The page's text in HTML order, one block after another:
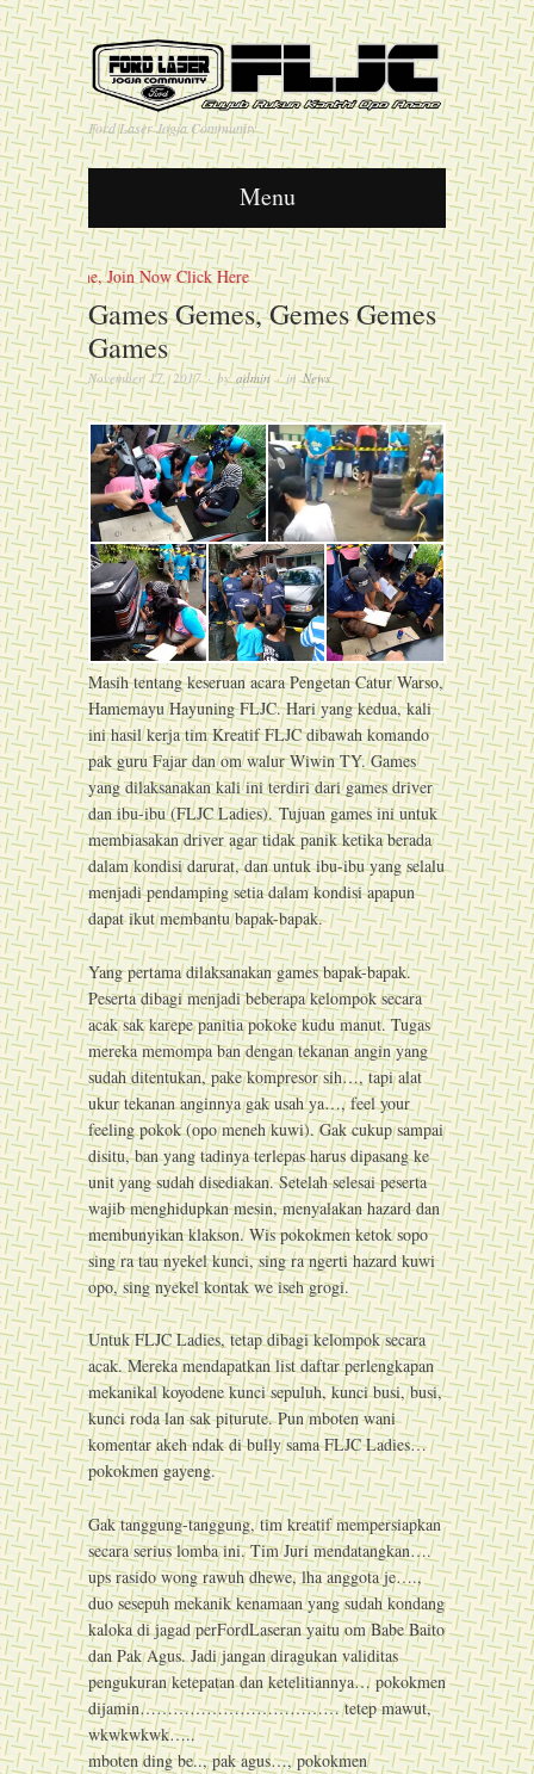
Ford Laser Jogja Community
Menu
Anane, Join Now Click Here
Games Gemes, Gemes Gemes
Games
November 17, 2017· byadmin · inNews
Masih tentang keseruan acara Pengetan Catur Warso,
Hamemayu Hayuning FLJC. Hari yang kedua, kali
ini hasil kerja tim Kreatif FLJC dibawah komando
pak guru Fajar dan om walur Wiwin TY. Games
yang dilaksanakan kali ini terdiri dari games driver
dan ibu-ibu (FLJC Ladies). Tujuan games ini untuk
membiasakan driver agar tidak panik ketika berada
dalam kondisi darurat, dan untuk ibu-ibu yang selalu
menjadi pendamping setia dalam kondisi apapun
dapat ikut membantu bapak-bapak.
Yang pertama dilaksanakan games bapak-bapak.
Peserta dibagi menjadi beberapa kelompok secara
acak sak karepe panitia pokoke kudu manut. Tugas
mereka memompa ban dengan tekanan angin yang
sudah ditentukan, pake kompresor sih…, tapi alat
ukur tekanan anginnya gak usah ya…, feel your
feeling pokok (opo meneh kuwi). Gak cukup sampai
disitu, ban yang tadinya terlepas harus dipasang ke
unit yang sudah disediakan. Setelah selesai peserta
wajib menghidupkan mesin, menyalakan hazard dan
membunyikan klakson. Wis pokokmen ketok sopo
sing ra tau nyekel kunci, sing ra ngerti hazard kuwi
opo, sing nyekel kontak we iseh grogi.
Untuk FLJC Ladies, tetap dibagi kelompok secara
acak. Mereka mendapatkan list daftar perlengkapan
mekanikal koyodene kunci sepuluh, kunci busi, busi,
kunci roda lan sak piturute. Pun mboten wani
komentar akeh ndak di bully sama FLJC Ladies…
pokokmen gayeng.
Gak tanggung-tanggung, tim kreatif mempersiapkan
secara serius lomba ini. Tim Juri mendatangkan….
ups rasido wong rawuh dhewe, lha anggota je….,
duo sesepuh mekanik kenamaan yang sudah kondang
kaloka di jagad perFordLaseran yaitu om Babe Baito
dan Pak Agus. Jadi jangan diragukan validitas
pengukuran ketepatan dan ketelitiannya… pokokmen
dijamin……………………………… tetep mawut,
wkwkwkwk…..
mboten ding be.., pak agus…, pokokmen